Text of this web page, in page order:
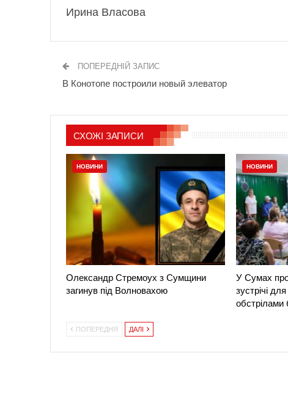
Ирина Власова
ПОПЕРЕДНІЙ ЗАПИС
В Конотопе построили новый элеватор
СХОЖІ ЗАПИСИ
НОВИНИ
Олександр Стремоух з Сумщини
загинув під Волновахою
НОВИНИ
У Сумах
зустрічі
обстрілами
ПОПЕРЕДНЯ ДАЛІ